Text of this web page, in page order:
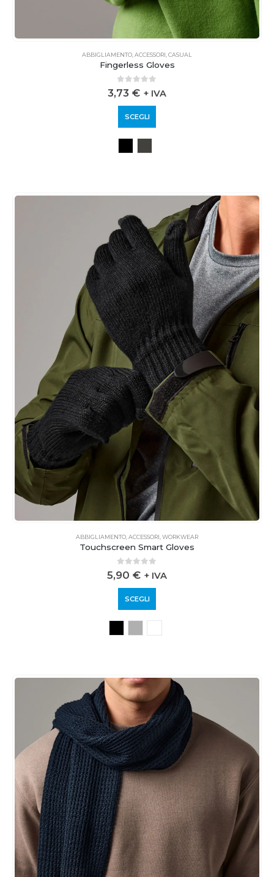
ABBIGLIAMENTO,ACCESSORI ,CASUAL
Fingerless Gloves
0out of 5
3,73 € + IVA
SCEGLI
ABBIGLIAMENTO,ACCESSORI,WORKWEAR
Touchscreen Smart Gloves
0 out of 5
5,90 € + IVA
SCEGLI